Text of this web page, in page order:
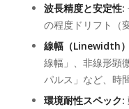
波長精度と安定性:
の程度ドリフト（
線幅（Linewidth
線幅」、非線形顕
パルス」など、時
環境耐性スペック: